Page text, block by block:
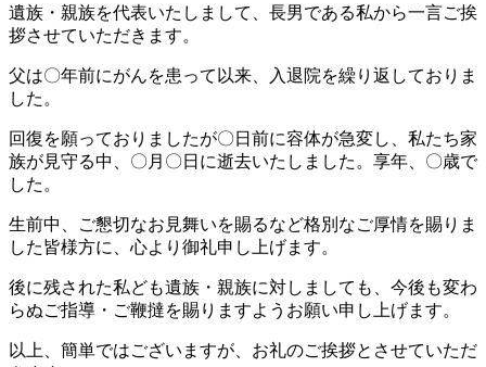
遺族・親族を代表いたしまして、長男である私から一言ご挨
拶させていただきます。
父は〇年前にがんを患って以来、入退院を繰り返しておりま
した。
回復を願っておりましたが〇日前に容体が急変し、私たち家
族が見守る中、〇月〇日に逝去いたしました。享年、〇歳で
した。
生前中、ご懇切なお見舞いを賜るなど格別なご厚情を賜りま
した皆様方に、心より御礼申し上げます。
後に残された私ども遺族・親族に対しましても、今後も変わ
らぬご指導・ご鞭撻を賜りますようお願い申し上げます。
以上、簡単ではございますが、お礼のご挨拶とさせていただ